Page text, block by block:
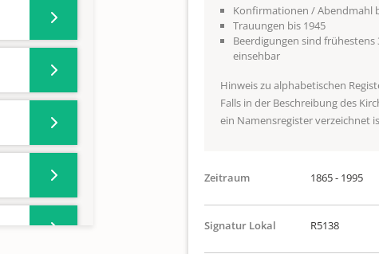
Konfirmationen / Abendmahl
Trauungen bis 1945
Beerdigungen sind frühestens
einsehbar
Hinweis zu alphabetischen
Falls in der Beschreibung des
ein Namensregister verzeichnet
Zeitraum 1865 - 1995
Signatur Lokal R5138